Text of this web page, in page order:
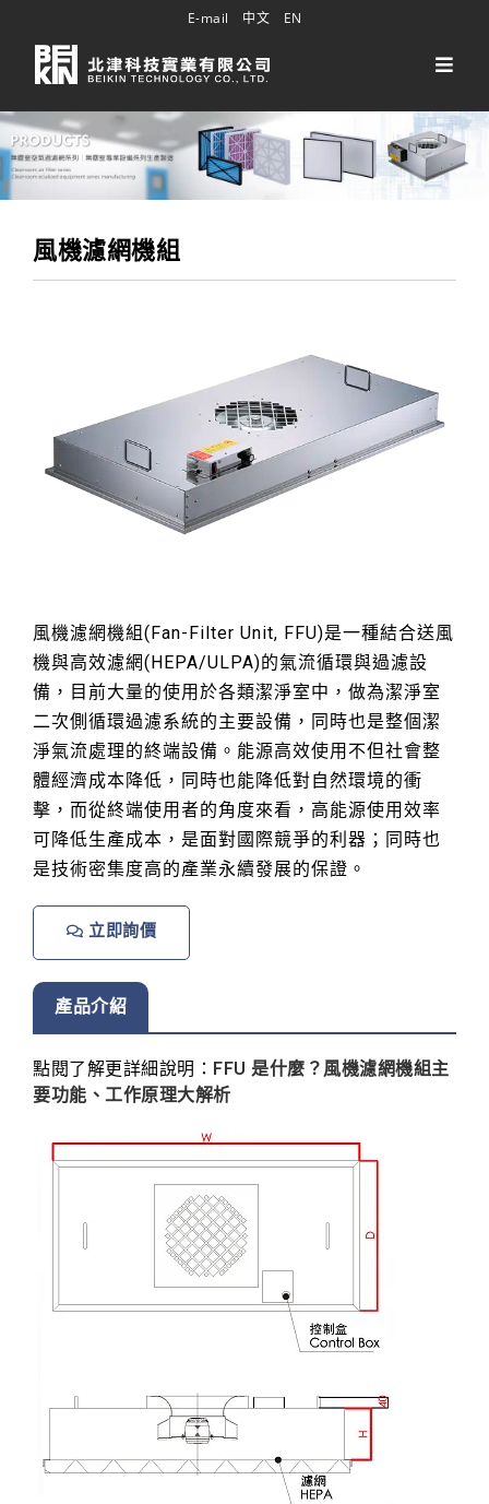
E-mail 中文 EN
風機濾網機組
風機濾網機組(Fan-Filter Unit, FFU)是一種結合送風
機與高效濾網(HEPA/ULPA)的氣流循環與過濾設
備，目前大量的使用於各類潔淨室中，做為潔淨室
二次側循環過濾系統的主要設備，同時也是整個潔
淨氣流處理的終端設備。能源高效使用不但社會整
體經濟成本降低，同時也能降低對自然環境的衝
擊，而從終端使用者的角度來看，高能源使用效率
可降低生產成本，是面對國際競爭的利器；同時也
是技術密集度高的產業永續發展的保證。
立即詢價
產品介紹
點閱了解更詳細說明： FFU 是什麼？風機濾網機組主
要功能、工作原理大解析